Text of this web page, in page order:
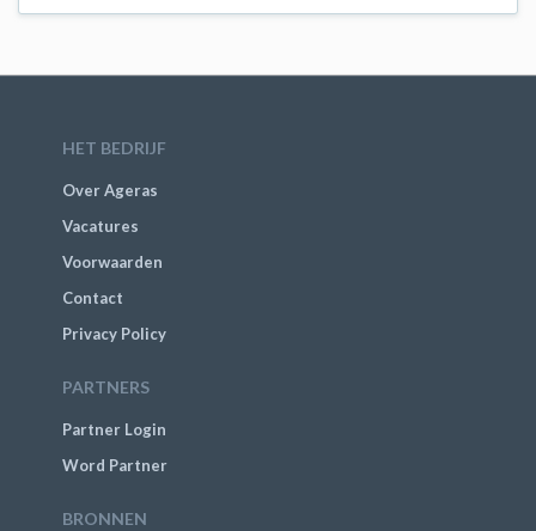
HET BEDRIJF
Over Ageras
Vacatures
Voorwaarden
Contact
Privacy Policy
PARTNERS
Partner Login
Word Partner
BRONNEN